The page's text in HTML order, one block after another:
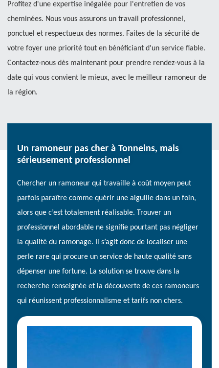
Profitez d'une expertise inégalée pour l'entretien de vos
cheminées. Nous vous assurons un travail professionnel,
ponctuel et respectueux des normes. Faites de la sécurité de
votre foyer une priorité tout en bénéficiant d'un service fiable.
Contactez-nous dès maintenant pour prendre rendez-vous à la
date qui vous convient le mieux, avec le meilleur ramoneur de
la région.
Un ramoneur pas cher à Tonneins, mais
sérieusement professionnel
Chercher un ramoneur qui travaille à coût moyen peut
parfois paraître comme quérir une aiguille dans un foin,
alors que c’est totalement réalisable. Trouver un
professionnel abordable ne signifie pourtant pas négliger
la qualité du ramonage. Il s’agit donc de localiser une
perle rare qui procure un service de haute qualité sans
dépenser une fortune. La solution se trouve dans la
recherche renseignée et la découverte de ces ramoneurs
qui réunissent professionnalisme et tarifs non chers.